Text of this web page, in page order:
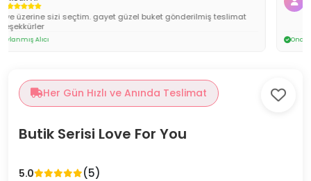
Onaylanmış Alıcı
Her Gün Hızlı ve Anında Teslimat
Butik Serisi Love For You
5.0 (5)